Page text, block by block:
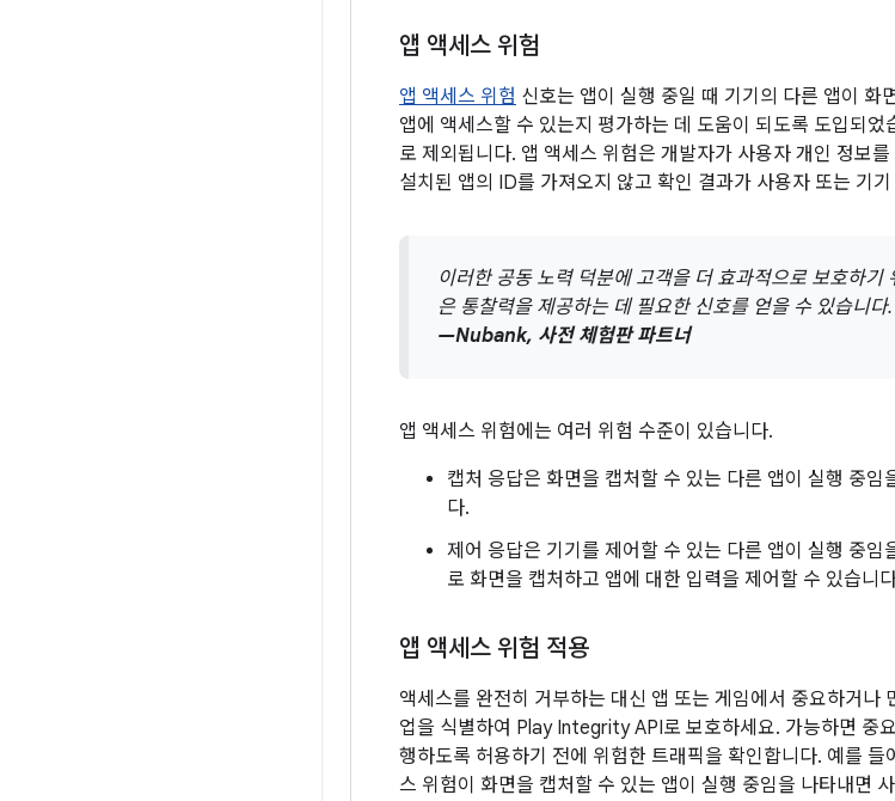
앱 액세스 위험
앱 액세스 위험 신호는 앱이 실행 중일 때 기기의 다른 앱이 화
앱에 액세스할 수 있는지 평가하는 데 도움이 되도록 도입되
로 제외됩니다. 앱 액세스 위험은 개발자가 사용자 개인 정보
설치된 앱의 ID를 가져오지 않고 확인 결과가 사용자 또는 기
이러한 공동 노력 덕분에 고객을 더 효과적으로 보호하기
은 통찰력을 제공하는 데 필요한 신호를 얻을 수 있습니다.
—Nubank, 사전 체험판 파트너
앱 액세스 위험에는 여러 위험 수준이 있습니다.
캡처 응답은 화면을 캡처할 수 있는 다른 앱이 실행 중임
다.
제어 응답은 기기를 제어할 수 있는 다른 앱이 실행 중임
로 화면을 캡처하고 앱에 대한 입력을 제어할 수 있습니
앱 액세스 위험 적용
액세스를 완전히 거부하는 대신 앱 또는 게임에서 중요하거나
업을 식별하여 Play Integrity API로 보호하세요. 가능하면 중
행하도록 허용하기 전에 위험한 트래픽을 확인합니다. 예를 들
스 위험이 화면을 캡처할 수 있는 앱이 실행 중임을 나타내면